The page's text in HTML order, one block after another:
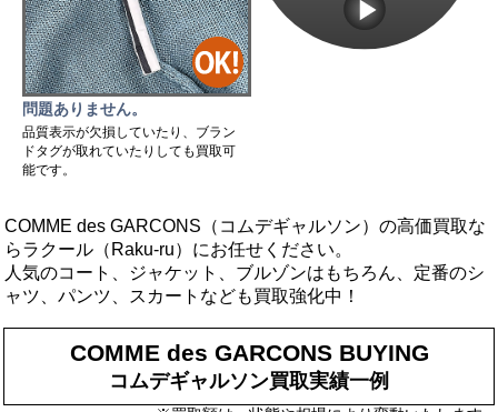
問題ありません。
品質表示が欠損していたり、ブラン
ドタグが取れていたりしても買取可
能です。
COMME des GARCONS（コムデギャルソン）の高価買取な
らラクール（Raku-ru）にお任せください。
人気のコート、ジャケット、ブルゾンはもちろん、定番のシ
ャツ、パンツ、スカートなども買取強化中！
COMME des GARCONS BUYING
コムデギャルソン買取実績一例